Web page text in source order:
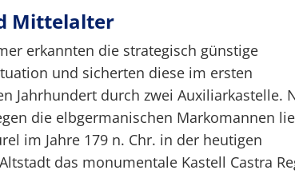
Mittelalter
erkannten die strategisch günstige
und sicherten diese im ersten
Jahrhundert durch zwei Auxiliarkastelle.
die elbgermanischen Markomannen
im Jahre 179 n. Chr. in der heutigen
das monumentale Kastell Castra